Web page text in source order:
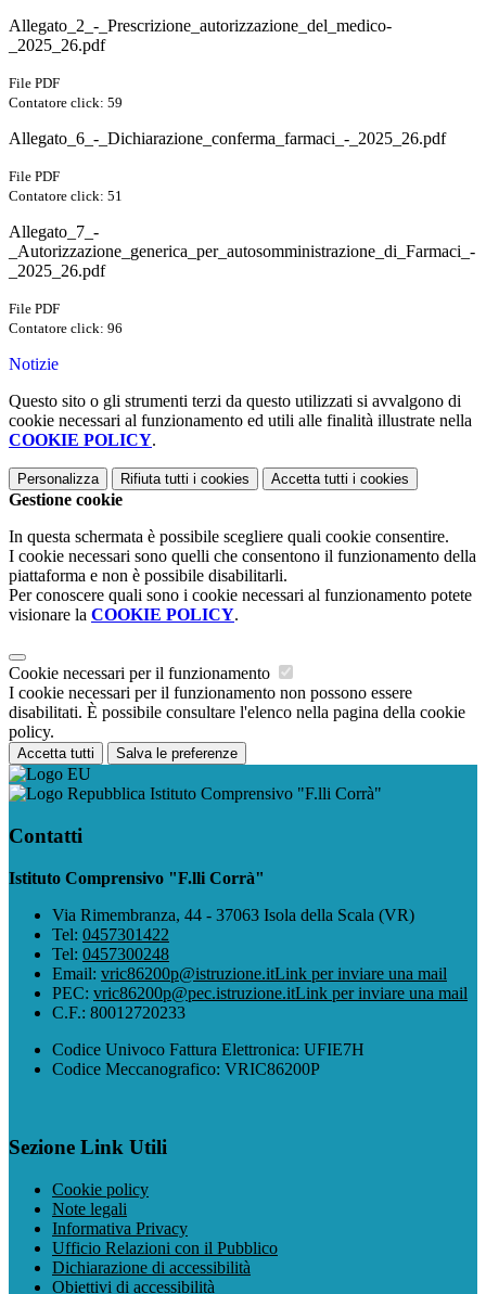
Allegato_2_-_Prescrizione_autorizzazione_del_medico-
_2025_26.pdf
File PDF
Contatore click: 59
Allegato_6_-_Dichiarazione_conferma_farmaci_-_2025_26.pdf
File PDF
Contatore click: 51
Allegato_7_-
_Autorizzazione_generica_per_autosomministrazione_di_Farmaci_-
_2025_26.pdf
File PDF
Contatore click: 96
Notizie
Questo sito o gli strumenti terzi da questo utilizzati si avvalgono di
cookie necessari al funzionamento ed utili alle finalità illustrate nella
COOKIE POLICY.
Personalizza Rifiuta tutti i cookies Accetta tutti i cookies
Gestione cookie
In questa schermata è possibile scegliere quali cookie consentire.
I cookie necessari sono quelli che consentono il funzionamento della
piattaforma e non è possibile disabilitarli.
Per conoscere quali sono i cookie necessari al funzionamento potete
visionare la COOKIE POLICY.
Cookie necessari per il funzionamento
I cookie necessari per il funzionamento non possono essere
disabilitati. È possibile consultare l'elenco nella pagina della cookie
policy.
Accetta tutti Salva le preferenze
Istituto Comprensivo "F.lli Corrà"
Contatti
Istituto Comprensivo "F.lli Corrà"
Via Rimembranza, 44 - 37063 Isola della Scala (VR)
Tel: 0457301422
Tel: 0457300248
Email: vric86200p@istruzione.itLink per inviare una mail
PEC: vric86200p@pec.istruzione.itLink per inviare una mail
C.F.: 80012720233
Codice Univoco Fattura Elettronica: UFIE7H
Codice Meccanografico: VRIC86200P
Sezione Link Utili
Cookie policy
Note legali
Informativa Privacy
Ufficio Relazioni con il Pubblico
Dichiarazione di accessibilità
Obiettivi di accessibilità